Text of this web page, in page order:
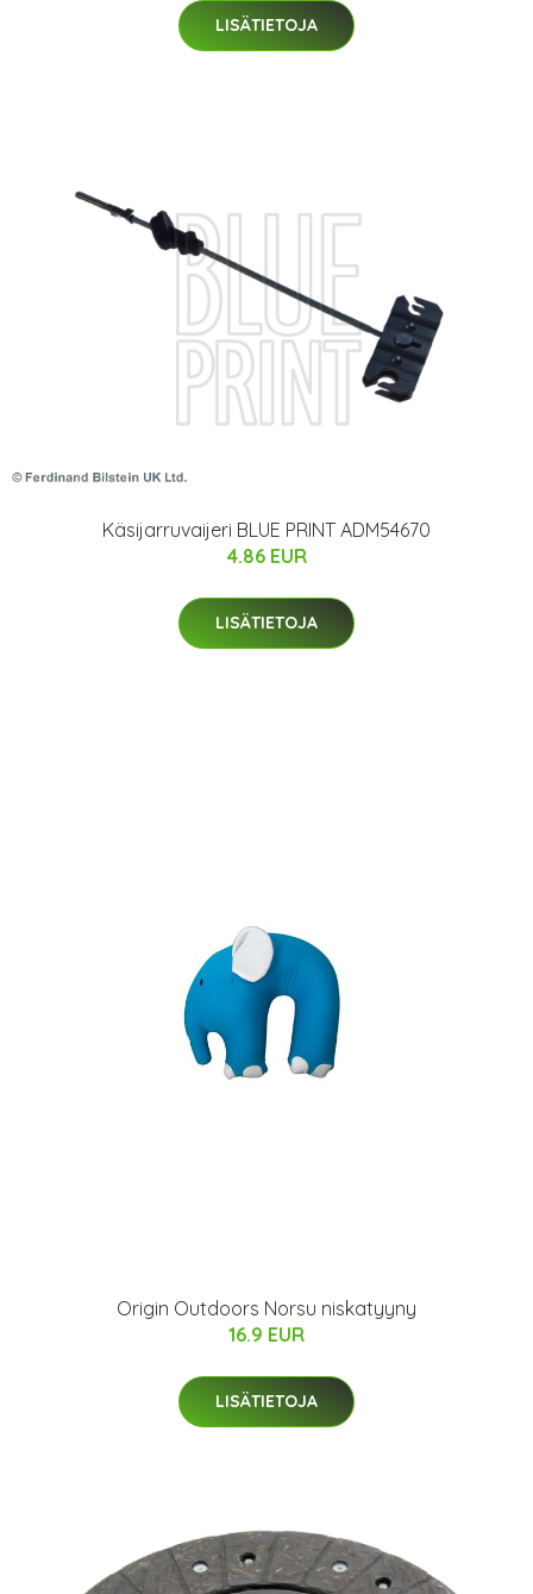
LISÄTIETOJA
Käsijarruvaijeri BLUE PRINT ADM54670
4.86 EUR
LISÄTIETOJA
Origin Outdoors Norsu niskatyyny
16.9 EUR
LISÄTIETOJA